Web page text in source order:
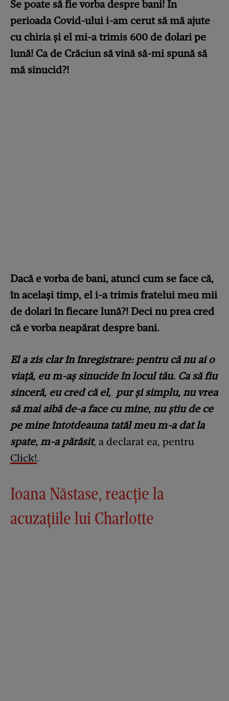
Se poate să fie vorba despre bani! În
perioada Covid-ului i-am cerut să mă ajute
cu chiria și el mi-a trimis 600 de dolari pe
lună! Ca de Crăciun să vină să-mi spună să
mă sinucid?!
Dacă e vorba de bani, atunci cum se face că,
în același timp, el i-a trimis fratelui meu mii
de dolari în fiecare lună?! Deci nu prea cred
că e vorba neapărat despre bani.
El a zis clar în înregistrare: pentru că nu ai o
viață, eu m-aș sinucide în locul tău. Ca să fiu
sinceră, eu cred că el, pur și simplu, nu vrea
să mai aibă de-a face cu mine, nu știu de ce
pe mine întotdeauna tatăl meu m-a dat la
spate, m-a părăsit, a declarat ea, pentru
Click!.
Ioana Năstase, reacție la
acuzațiile lui Charlotte